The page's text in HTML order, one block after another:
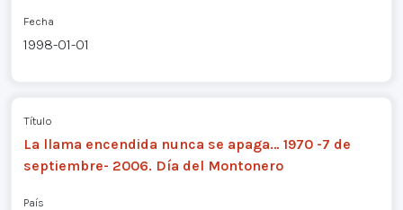
Fecha
1998-01-01
Título
La llama encendida nunca se apaga… 1970 -7 de
septiembre- 2006. Día del Montonero
País